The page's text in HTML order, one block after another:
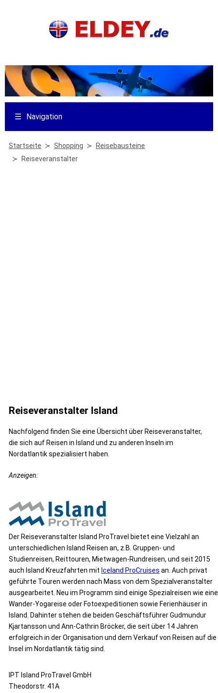
☰ Navigation
Startseite Shopping
Reisebausteine
Reiseveranstalter
Reiseveranstalter Island
Nachfolgend finden Sie eine Übersicht über Reiseveranstalter,
die sich auf Reisen in Island und zu anderen Inseln im
Nordatlantik spezialisiert haben.
Anzeigen:
Der Reiseveranstalter Island ProTravel bietet eine Vielzahl an
unterschiedlichen Island Reisen an, z.B. Gruppen- und
Studienreisen, Reittouren, Mietwagen-Rundreisen, und seit 2015
auch Island Kreuzfahrten mit Iceland ProCruises an. Auch privat
geführte Touren werden nach Mass von dem Spezialveranstalter
ausgearbeitet. Neu im Programm sind einige Spezialreisen wie eine
Wander-Yogareise oder Fotoexpeditionen sowie Ferienhäuser in
Island. Dahinter stehen die beiden Geschäftsführer Gudmundur
Kjartansson und Ann-Cathrin Bröcker, die seit über 14 Jahren
erfolgreich in der Organisation und dem Verkauf von Reisen auf die
Insel im Nordatlantik tätig sind.
IPT Island ProTravel GmbH
Theodorstr. 41A